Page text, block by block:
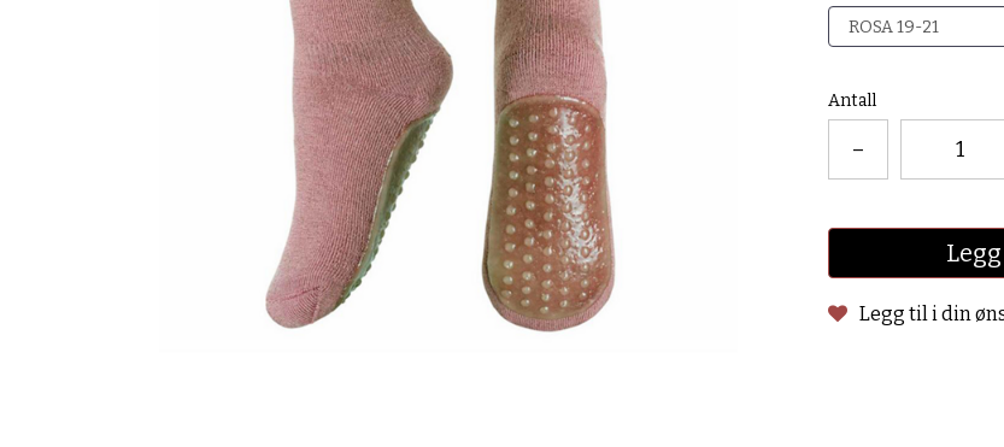
Antall
–
Legg til i din